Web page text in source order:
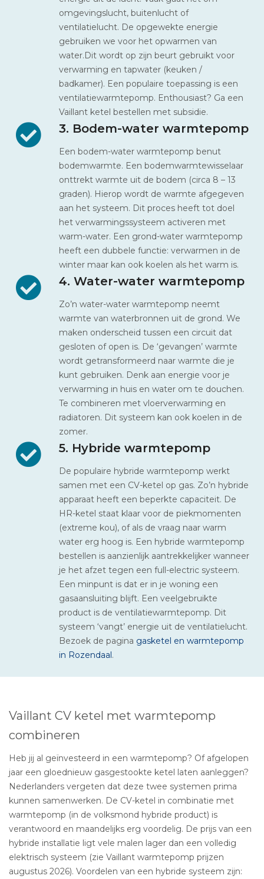
omgevingslucht, buitenlucht of
ventilatielucht. De opgewekte energie
gebruiken we voor het opwarmen van
water.Dit wordt op zijn beurt gebruikt voor
verwarming en tapwater (keuken /
badkamer). Een populaire toepassing is een
ventilatiewarmtepomp. Enthousiast? Ga een
Vaillant ketel bestellen met subsidie.
3. Bodem-water warmtepomp
Een bodem-water warmtepomp benut
bodemwarmte. Een bodemwarmtewisselaar
onttrekt warmte uit de bodem (circa 8 – 13
graden). Hierop wordt de warmte afgegeven
aan het systeem. Dit proces heeft tot doel
het verwarmingssysteem activeren met
warm-water. Een grond-water warmtepomp
heeft een dubbele functie: verwarmen in de
winter maar kan ook koelen als het warm is.
4. Water-water warmtepomp
Zo’n water-water warmtepomp neemt
warmte van waterbronnen uit de grond. We
maken onderscheid tussen een circuit dat
gesloten of open is. De ‘gevangen’ warmte
wordt getransformeerd naar warmte die je
kunt gebruiken. Denk aan energie voor je
verwarming in huis en water om te douchen.
Te combineren met vloerverwarming en
radiatoren. Dit systeem kan ook koelen in de
zomer.
5. Hybride warmtepomp
De populaire hybride warmtepomp werkt
samen met een CV-ketel op gas. Zo’n hybride
apparaat heeft een beperkte capaciteit. De
HR-ketel staat klaar voor de piekmomenten
(extreme kou), of als de vraag naar warm
water erg hoog is. Een hybride warmtepomp
bestellen is aanzienlijk aantrekkelijker wanneer
je het afzet tegen een full-electric systeem.
Een minpunt is dat er in je woning een
gasaansluiting blijft. Een veelgebruikte
product is de ventilatiewarmtepomp. Dit
systeem ‘vangt’ energie uit de ventilatielucht.
Bezoek de pagina gasketel en warmtepomp
in Rozendaal.
Vaillant CV ketel met warmtepomp
combineren
Heb jij al geïnvesteerd in een warmtepomp? Of afgelopen
jaar een gloednieuw gasgestookte ketel laten aanleggen?
Nederlanders vergeten dat deze twee systemen prima
kunnen samenwerken. De CV-ketel in combinatie met
warmtepomp (in de volksmond hybride product) is
verantwoord en maandelijks erg voordelig. De prijs van een
hybride installatie ligt vele malen lager dan een volledig
elektrisch systeem (zie Vaillant warmtepomp prijzen
augustus 2026). Voordelen van een hybride systeem zijn: